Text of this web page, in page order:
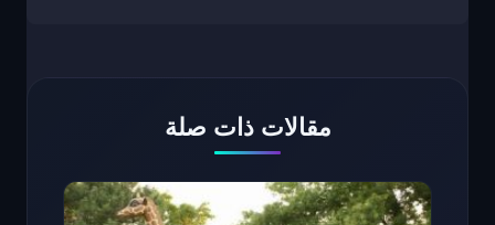
مقالات ذات صلة